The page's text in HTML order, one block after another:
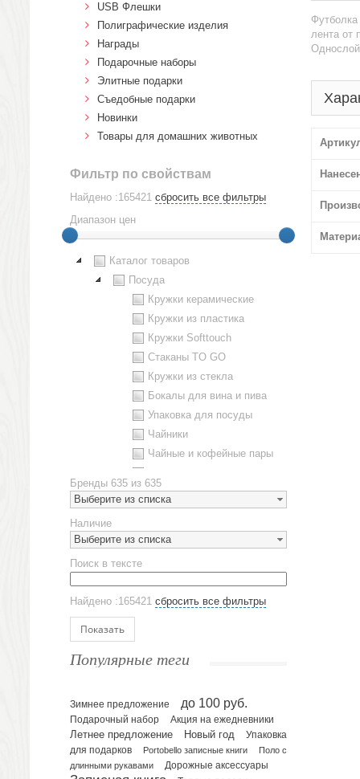
лента от
USB Флешки
Полиграфические изделия
Награды
Подарочные наборы
Элитные подарки
Cъедобные подарки
Новинки
Товары для домашних животных
Фильтр по свойствам
Найдено :165421 сбросить все фильтры
Диапазон цен
Каталог товаров
Посуда
Кружки керамические
Кружки из пластика
Кружки Softtouch
Стаканы TO GO
Кружки из стекла
Бокалы для вина и пива
Упаковка для посуды
Чайники
Чайные и кофейные пары
Наборы посуды
Предметы сервировки
Стаканы
Эко кружки
ЕВРОПОСУДА
Аксессуары
Ежедневники и блокноты
Датированные ежедневники
Планинги и телефонные книжки
Планинги датированные
Планинги недатированные
Телефонные книжки
Бренды 635 из 635
Выберите из списка
Наличие
Выберите из списка
Поиск в тексте
Найдено :165421 сбросить все фильтры
Показать
Популярные теги
Зимнее предложение до 100 руб.
Подарочный набор Акция на ежедневники
Летнее предложение Новый год
Упаковка
для подарков
Portobello записные книги
Поло с
длинными рукавами
Дорожные аксессуары